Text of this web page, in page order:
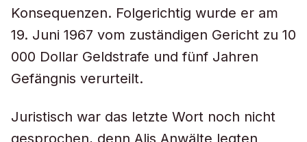
Konsequenzen. Folgerichtig wurde er am
19. Juni 1967 vom zuständigen Gericht zu 10
000 Dollar Geldstrafe und fünf Jahren
Gefängnis verurteilt.
Juristisch war das letzte Wort noch nicht
gesprochen, denn Alis Anwälte legten